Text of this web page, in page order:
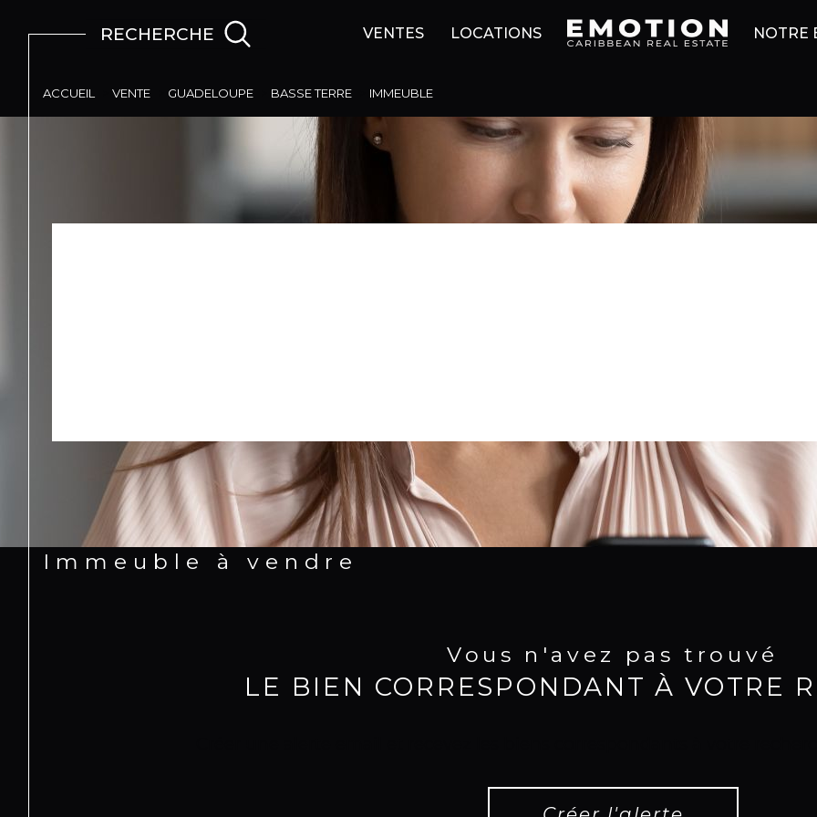
VENTES LOCATIONS NOTRE
RECHERCHE
ACCUEIL VENTE GUADELOUPE BASSE TERRE IMMEUBLE
Immeuble à vendre
Vous n'avez pas trouvé
LE BIEN CORRESPONDANT À VOTRE